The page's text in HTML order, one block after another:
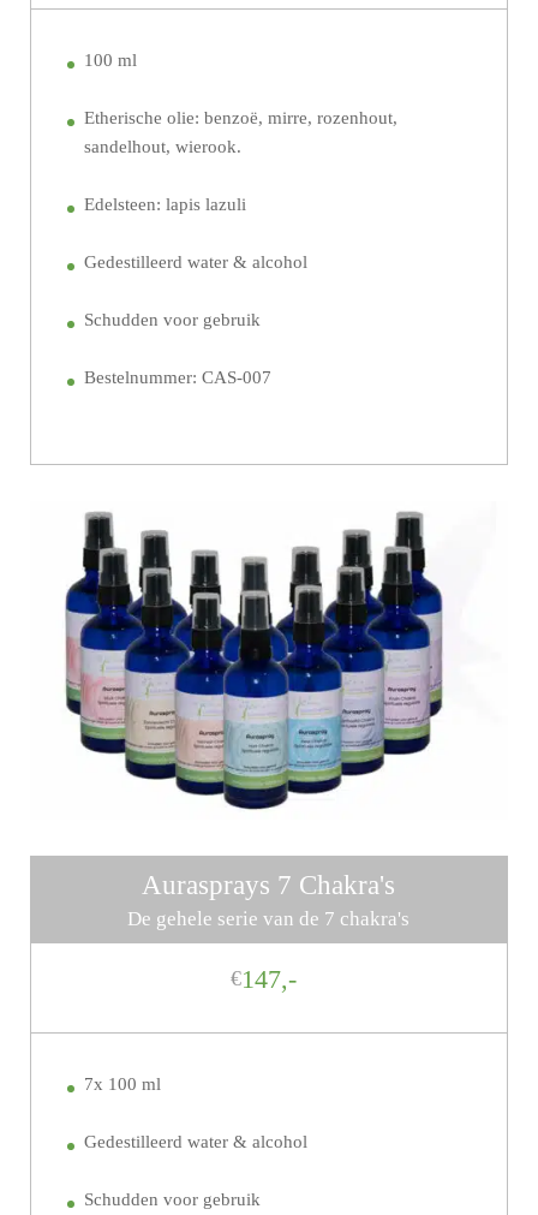
100 ml
Etherische olie: benzoë, mirre, rozenhout,
sandelhout, wierook.
Edelsteen: lapis lazuli
Gedestilleerd water & alcohol
Schudden voor gebruik
Bestelnummer: CAS-007
Aurasprays 7 Chakra's
De gehele serie van de 7 chakra's
€147,-
7x 100 ml
Gedestilleerd water & alcohol
Schudden voor gebruik